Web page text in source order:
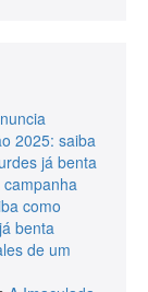
2025: saiba
já benta
como
benta
de um